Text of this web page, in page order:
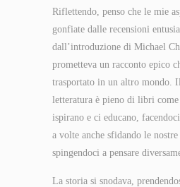
Riflettendo, penso che le mie
gonfiate dalle recensioni
dall’introduzione di Michael
prometteva un racconto epico
trasportato in un altro mondo.
letteratura è pieno di libri
ispirano e ci educano,
a volte anche sfidando le
spingendoci a pensare
La storia si snodava,